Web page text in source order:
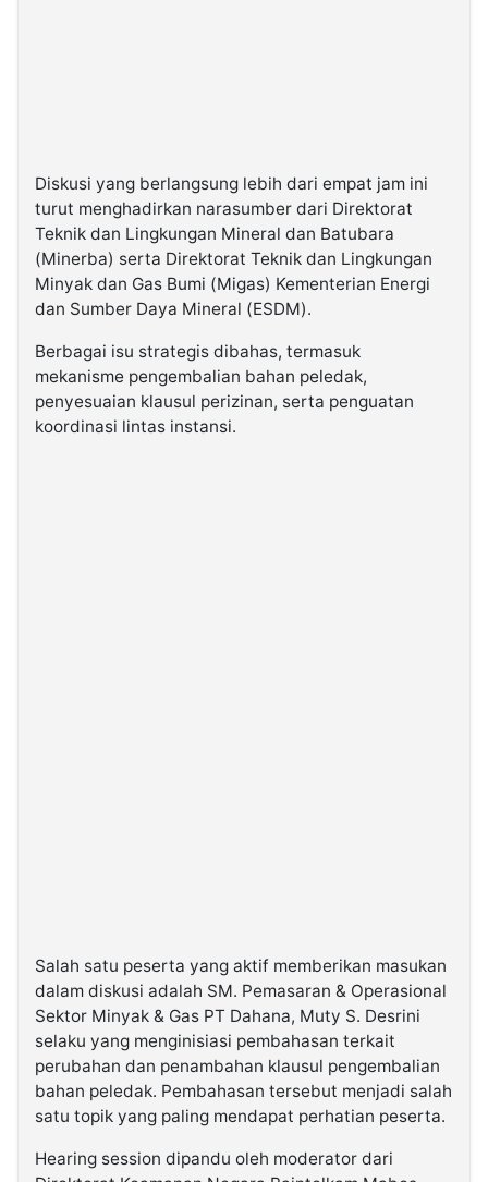
Diskusi yang berlangsung lebih dari empat jam ini
turut menghadirkan narasumber dari Direktorat
Teknik dan Lingkungan Mineral dan Batubara
(Minerba) serta Direktorat Teknik dan Lingkungan
Minyak dan Gas Bumi (Migas) Kementerian Energi
dan Sumber Daya Mineral (ESDM).
Berbagai isu strategis dibahas, termasuk
mekanisme pengembalian bahan peledak,
penyesuaian klausul perizinan, serta penguatan
koordinasi lintas instansi.
Salah satu peserta yang aktif memberikan masukan
dalam diskusi adalah SM. Pemasaran & Operasional
Sektor Minyak & Gas PT Dahana, Muty S. Desrini
selaku yang menginisiasi pembahasan terkait
perubahan dan penambahan klausul pengembalian
bahan peledak. Pembahasan tersebut menjadi salah
satu topik yang paling mendapat perhatian peserta.
Hearing session dipandu oleh moderator dari